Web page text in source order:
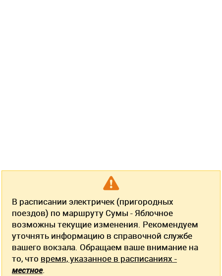
В расписании электричек (пригородных
поездов) по маршруту Сумы - Яблочное
возможны текущие изменения. Рекомендуем
уточнять информацию в справочной службе
вашего вокзала. Обращаем ваше внимание на
то, что время, указанное в расписаниях -
местное.